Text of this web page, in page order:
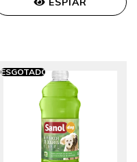
ESGOTADO